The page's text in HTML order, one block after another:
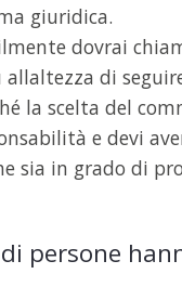
giuridica.
dovrai
di
la scelta del
e devi
sia in grado di
persone